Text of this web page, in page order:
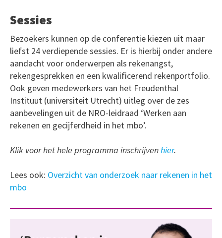
Sessies
Bezoekers kunnen op de conferentie kiezen uit maar
liefst 24 verdiepende sessies. Er is hierbij onder andere
aandacht voor onderwerpen als rekenangst,
rekengesprekken en een kwalificerend rekenportfolio.
Ook geven medewerkers van het Freudenthal
Instituut (universiteit Utrecht) uitleg over de zes
aanbevelingen uit de NRO-leidraad ‘Werken aan
rekenen en gecijferdheid in het mbo’.
Klik voor het hele programma inschrijvenhier.
Lees ook: Overzicht van onderzoek naar rekenen in het
mbo